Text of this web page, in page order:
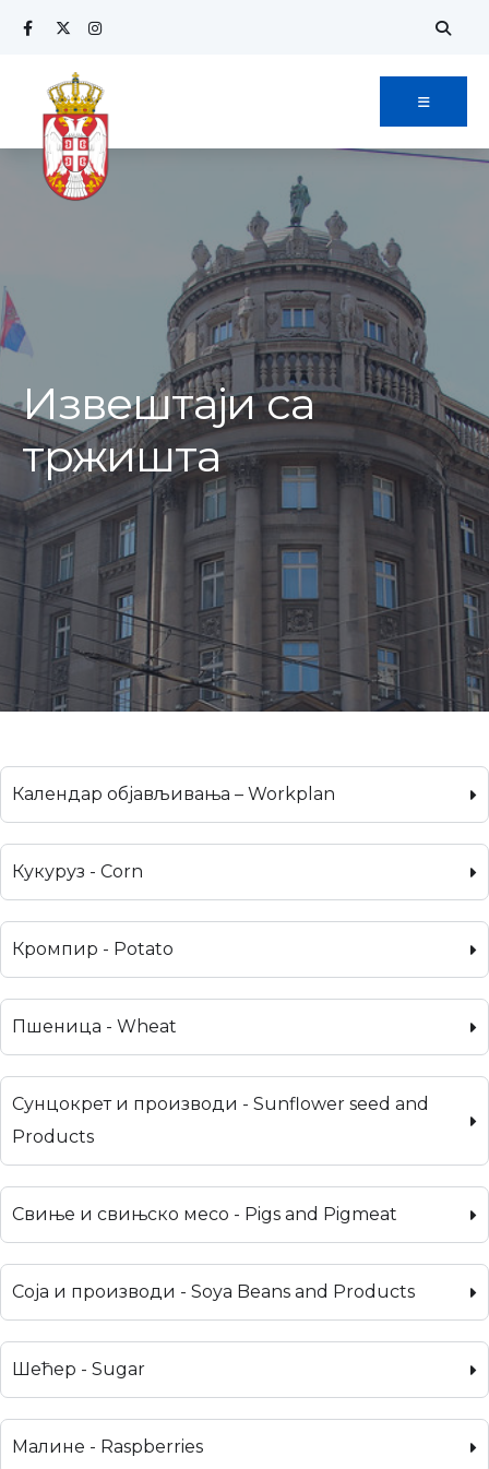
Извештаји са
тржишта
Календар објављивања – Workplan
Кукуруз - Corn
Кромпир - Potato
Пшеница - Wheat
Сунцокрет и производи - Sunflower seed and
Products
Свиње и свињско месо - Pigs and Pigmeat
Соја и производи - Soya Beans and Products
Шећер - Sugar
Малине - Raspberries